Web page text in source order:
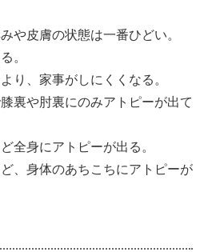
や皮膚の状態は一番ひどい。
。
り、家事がしにくくなる。
裏や肘裏にのみアトピーが出て
全身にアトピーが出る。
、身体のあちこちにアトピーが